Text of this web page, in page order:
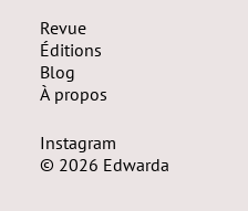
Revue
Éditions
Blog
À propos
Instagram
© 2026 Edwarda